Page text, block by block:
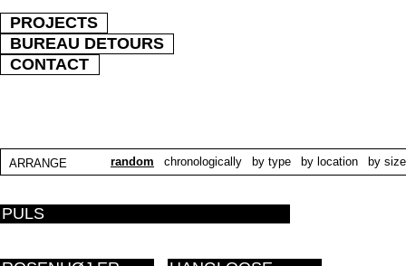
PROJECTS
BUREAU DETOURS
CONTACT
ARRANGE random chronologically by type by location by size
PULS